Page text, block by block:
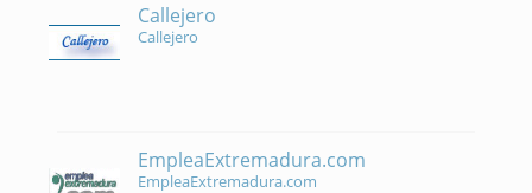
Callejero
Callejero
EmpleaExtremadura.com
EmpleaExtremadura.com